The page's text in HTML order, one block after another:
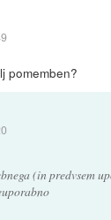
pomemben?
(in predvsem